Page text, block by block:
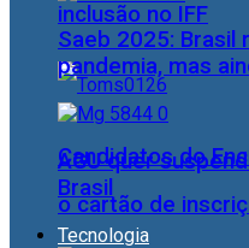
inclusão no IFF
Candidatos do
o cartão de
Saeb 2025: Brasil
pandemia, mas
AGU quer
Brasil
Tecnologia